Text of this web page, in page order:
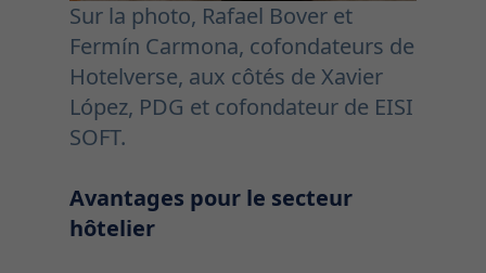
Sur la photo, Rafael Bover et
Fermín Carmona, cofondateurs de
Hotelverse, aux côtés de Xavier
López, PDG et cofondateur de EISI
SOFT.
Avantages pour le secteur
hôtelier